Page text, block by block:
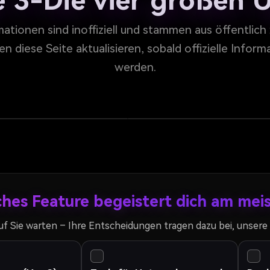
sind inoffiziell und stammen aus öffentlich
diese Seite aktualisieren, sobald offizielle
werden.
Zur
Feature begeistert dich am
Sie warten – Ihre Entscheidungen tragen dazu bei, unsere